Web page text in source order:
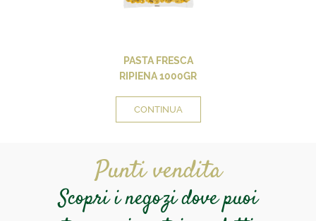
PASTA FRESCA
RIPIENA 1000GR
CONTINUA
Punti vendita
Scopri i negozi dove puoi